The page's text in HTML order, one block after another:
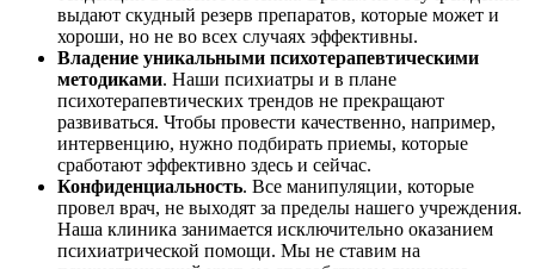
выдают скудный резерв препаратов, которые может и
хороши, но не во всех случаях эффективны.
Владение уникальными психотерапевтическими
методиками. Наши психиатры и в плане
психотерапевтических трендов не прекращают
развиваться. Чтобы провести качественно, например,
интервенцию, нужно подбирать приемы, которые
сработают эффективно здесь и сейчас.
Конфиденциальность. Все манипуляции, которые
провел врач, не выходят за пределы нашего учреждения.
Наша клиника занимается исключительно оказанием
психиатрической помощи. Мы не ставим на